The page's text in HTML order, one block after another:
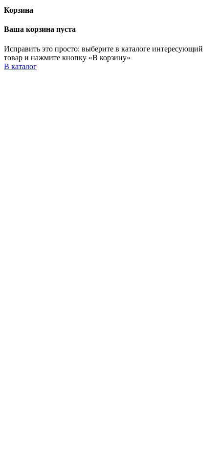
Корзина
Ваша корзина пуста
Исправить это просто: выберите в каталоге интересующий
товар и нажмите кнопку «В корзину»
В каталог